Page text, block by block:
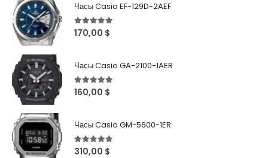
Часы Casio EF-129D-2AEF
5out of 5
170,00 $
Часы Casio GA-2100-1AER
5out of 5
160,00 $
Часы Casio GM-5600-1ER
5out of 5
310,00 $